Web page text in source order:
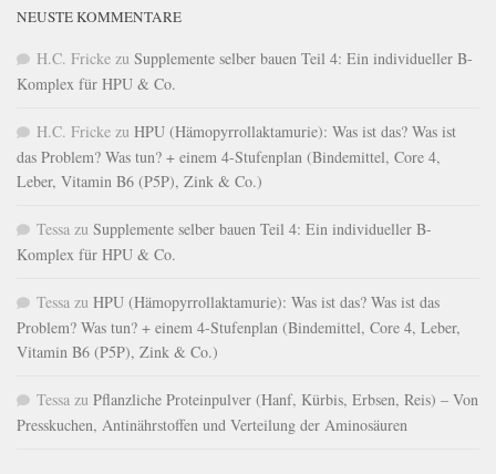
NEUSTE KOMMENTARE
H.C. Fricke zu Supplemente selber bauen Teil 4: Ein individueller B-
Komplex für HPU & Co.
H.C. Fricke zu HPU (Hämopyrrollaktamurie): Was ist das? Was ist
das Problem? Was tun? + einem 4-Stufenplan (Bindemittel, Core 4,
Leber, Vitamin B6 (P5P), Zink & Co.)
Tessa zu Supplemente selber bauen Teil 4: Ein individueller B-
Komplex für HPU & Co.
Tessa zu HPU (Hämopyrrollaktamurie): Was ist das? Was ist das
Problem? Was tun? + einem 4-Stufenplan (Bindemittel, Core 4, Leber,
Vitamin B6 (P5P), Zink & Co.)
Tessa zu Pflanzliche Proteinpulver (Hanf, Kürbis, Erbsen, Reis) – Von
Presskuchen, Antinährstoffen und Verteilung der Aminosäuren